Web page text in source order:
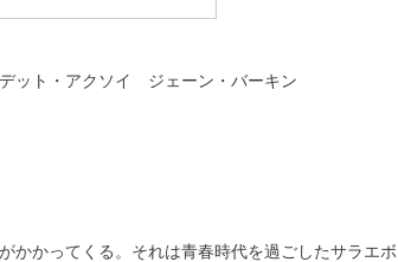
ット・アクソイ ジェーン・バーキン
かかってくる。それは青春時代を過ごしたサラエボ